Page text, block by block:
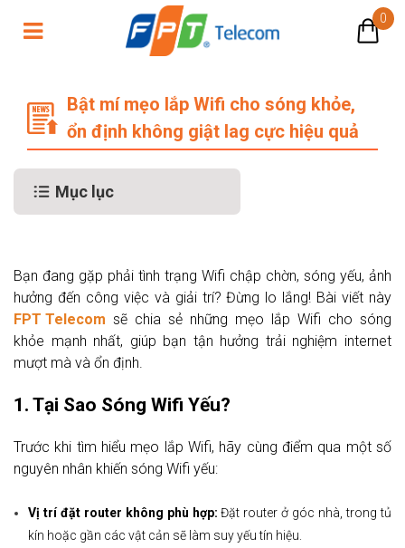
0
Bật mí mẹo lắp Wifi cho sóng khỏe,
ổn định không giật lag cực hiệu quả
Mục lục
Bạn đang gặp phải tình trạng Wifi chập chờn, sóng yếu, ảnh
hưởng đến công việc và giải trí? Đừng lo lắng! Bài viết này
FPT Telecom sẽ chia sẻ những mẹo lắp Wifi cho sóng
khỏe mạnh nhất, giúp bạn tận hưởng trải nghiệm internet
mượt mà và ổn định.
1. Tại Sao Sóng Wifi Yếu?
Trước khi tìm hiểu mẹo lắp Wifi, hãy cùng điểm qua một số
nguyên nhân khiến sóng Wifi yếu:
Vị trí đặt router không phù hợp: Đặt router ở góc nhà, trong tủ
kín hoặc gần các vật cản sẽ làm suy yếu tín hiệu.